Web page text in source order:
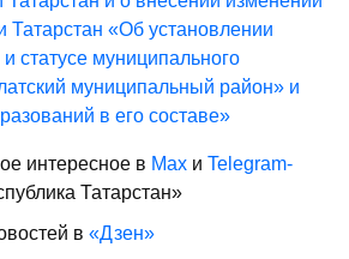
Татарстан «Об установлении
статусе муниципального
муниципальный район» и
в его составе»
интересное в Max и Telegram-
Татарстан»
в «Дзен»